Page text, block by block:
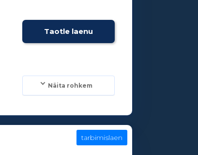
Taotle laenu
Näita rohkem
tarbimislaen